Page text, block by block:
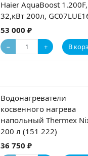
Haier AquaBoost 1.200F,
32,кВт 200л,
53 000 ₽
− + В
Водонагреватели
косвенного нагрева
напольный Thermex
200 л (151 222)
36 750 ₽